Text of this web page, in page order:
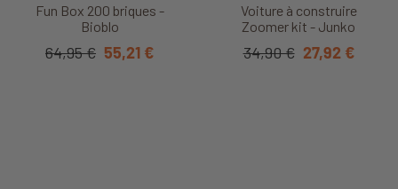
Fun Box 200 briques -
Bioblo
64,95 € 55,21 €
Voiture à construire
Zoomer kit - Junko
34,90 € 27,92 €